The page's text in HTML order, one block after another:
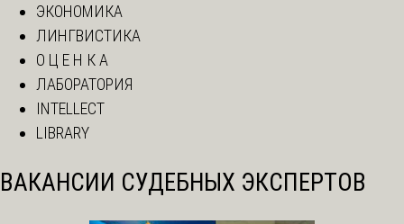
ЭКОНОМИКА
ЛИНГВИСТИКА
О Ц Е Н К А
ЛАБОРАТОРИЯ
INTELLECT
LIBRARY
ВАКАНСИИ СУДЕБНЫХ ЭКСПЕРТОВ